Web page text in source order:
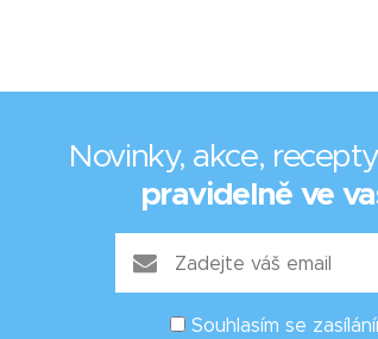
Novinky, akce,
pravidelně ve
Souhlasím se